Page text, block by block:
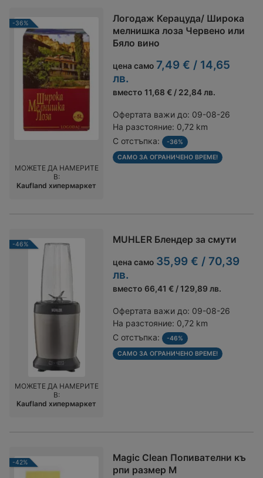
-36%
Логодаж Керацуда/ Широка
мелнишка лоза Червено или
Бяло вино
цена само 7,49 € / 14,65
лв.
вместо 11,68 € / 22,84 лв.
Офертата важи до: 09-08-26
На разстояние: 0,72 km
С отстъпка:
-36%
САМО ЗА ОГРАНИЧЕНО ВРЕМЕ!
МОЖЕТЕ ДА НАМЕРИТЕ
В:
Kaufland хипермаркет
-46% MUHLER Блендер за смути
цена само 35,99 € / 70,39
лв.
вместо 66,41 € / 129,89 лв.
Офертата важи до: 09-08-26
На разстояние: 0,72 km
С отстъпка:
-46%
САМО ЗА ОГРАНИЧЕНО ВРЕМЕ!
МОЖЕТЕ ДА НАМЕРИТЕ
В:
Kaufland хипермаркет
-42%
Magic Clean Попивателни къ
рпи размер M